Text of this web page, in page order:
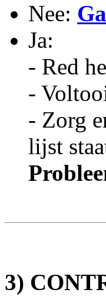
Nee:
Ja:
- Red
-
- Zorg
lijst
3)